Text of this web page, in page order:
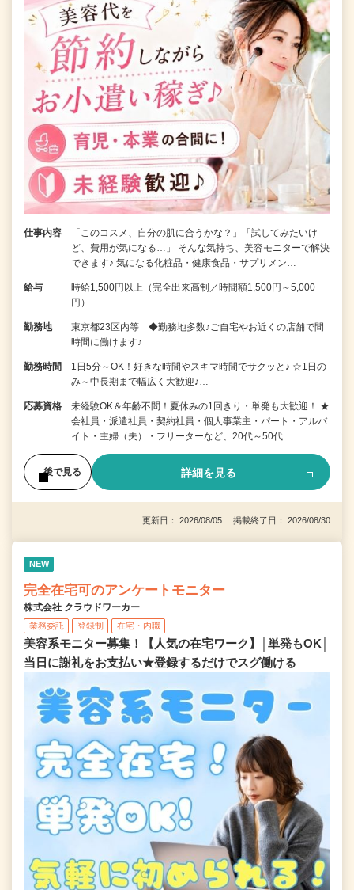
仕事内容
「このコスメ、自分の肌に合うかな？」「試してみたいけ
ど、費用が気になる…」 そんな気持ち、美容モニターで解決
できます♪ 気になる化粧品・健康食品・サプリメン…
給与
時給1,500円以上（完全出来高制／時間額1,500円～5,000
円）
勤務地
東京都23区内等 ◆勤務地多数♪ご自宅やお近くの店舗で間
時間に働けます♪
勤務時間
1日5分～OK！好きな時間やスキマ時間でサクッと♪ ☆1日の
み～中長期まで幅広く大歓迎♪…
応募資格
未経験OK＆年齢不問！夏休みの1回きり・単発も大歓迎！ ★
会社員・派遣社員・契約社員・個人事業主・パート・アルバ
イト・主婦（夫）・フリーターなど、20代～50代…
後で見る 詳細を見る
更新日： 2026/08/05 掲載終了日： 2026/08/30
NEW
完全在宅可のアンケートモニター
株式会社 クラウドワーカー
業務委託 登録制 在宅・内職
美容系モニター募集！【人気の在宅ワーク】│単発もOK│
当日に謝礼をお支払い★登録するだけでスグ働ける